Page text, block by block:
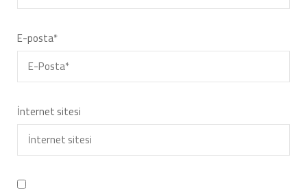
E-posta*
İnternet sitesi